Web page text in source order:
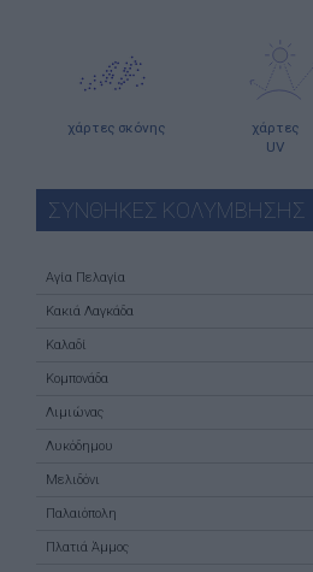
χάρτες σκόνης
χάρτες
UV
ΣΥΝΘΗΚΕΣ ΚΟΛΥΜΒΗΣΗΣ
Αγία Πελαγία
Κακιά Λαγκάδα
Καλαδί
Κομπονάδα
Λιμιώνας
Λυκόδημου
Μελιδόνι
Παλαιόπολη
Πλατιά Άμμος